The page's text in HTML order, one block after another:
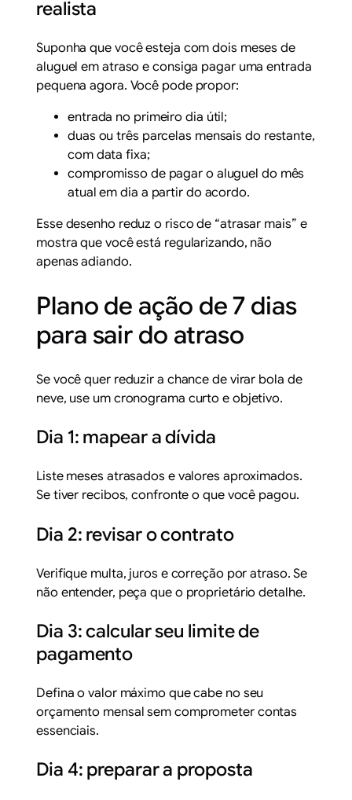
realista
Suponha que você esteja com dois meses de
aluguel em atraso e consiga pagar uma entrada
pequena agora. Você pode propor:
entrada no primeiro dia útil;
duas ou três parcelas mensais do restante,
com data fixa;
compromisso de pagar o aluguel do mês
atual em dia a partir do acordo.
Esse desenho reduz o risco de “atrasar mais” e
mostra que você está regularizando, não
apenas adiando.
Plano de ação de 7 dias
para sair do atraso
Se você quer reduzir a chance de virar bola de
neve, use um cronograma curto e objetivo.
Dia 1: mapear a dívida
Liste meses atrasados e valores aproximados.
Se tiver recibos, confronte o que você pagou.
Dia 2: revisar o contrato
Verifique multa, juros e correção por atraso. Se
não entender, peça que o proprietário detalhe.
Dia 3: calcular seu limite de
pagamento
Defina o valor máximo que cabe no seu
orçamento mensal sem comprometer contas
essenciais.
Dia 4: preparar a proposta